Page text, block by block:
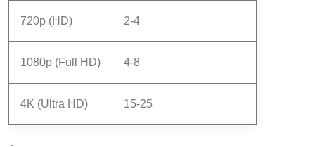
720p (HD) 2-4
1080p (Full HD) 4-8
4K (Ultra HD) 15-25